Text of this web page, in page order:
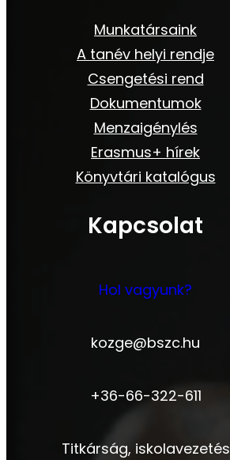
Munkatársaink
A tanév helyi rendje
Csengetési rend
Dokumentumok
Menzaigénylés
Erasmus+ hírek
Könyvtári katalógus
Kapcsolat
Hol vagyunk?
kozge@bszc.hu
+36-66-322-611
Titkárság, iskolavezetés